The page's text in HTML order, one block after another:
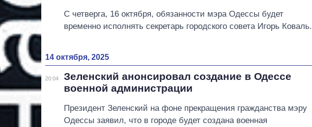
С четверга, 16 октября, обязанности мэра Одессы будет
временно исполнять секретарь городского совета Игорь Коваль.
14 октября, 2025
20:04
Зеленский анонсировал создание в Одессе
военной администрации
Президент Зеленский на фоне прекращения гражданства мэру
Одессы заявил, что в городе будет создана военная